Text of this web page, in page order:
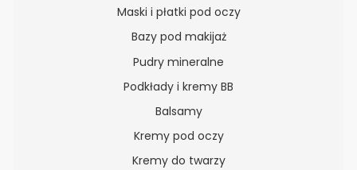
Maski i płatki pod oczy
Bazy pod makijaż
Pudry mineralne
Podkłady i kremy BB
Balsamy
Kremy pod oczy
Kremy do twarzy